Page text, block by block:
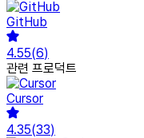
GitHub
4.55(6)
관련 프로덕트
Cursor
4.35(33)